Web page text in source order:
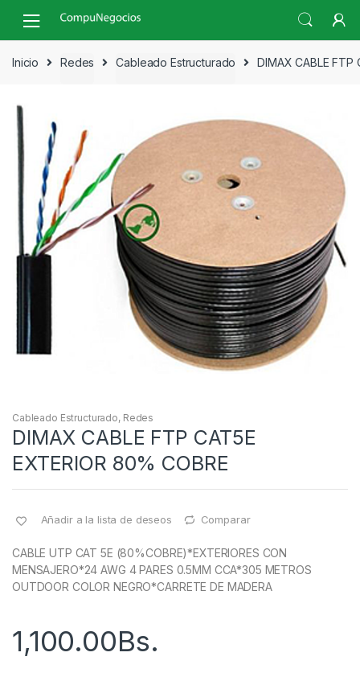
navigation
content
Inicio
Redes Cableado Estructurado DIMAX CABLE FTP
Cableado Estructurado, Redes
DIMAX CABLE FTP CAT5E
EXTERIOR 80% COBRE
Añadir a la lista de deseos Comparar
CABLE UTP CAT 5E (80%COBRE)*EXTERIORES CON
MENSAJERO*24 AWG 4 PARES 0.5MM CCA*305 METROS
OUTDOOR COLOR NEGRO*CARRETE DE MADERA
1,100.00Bs.